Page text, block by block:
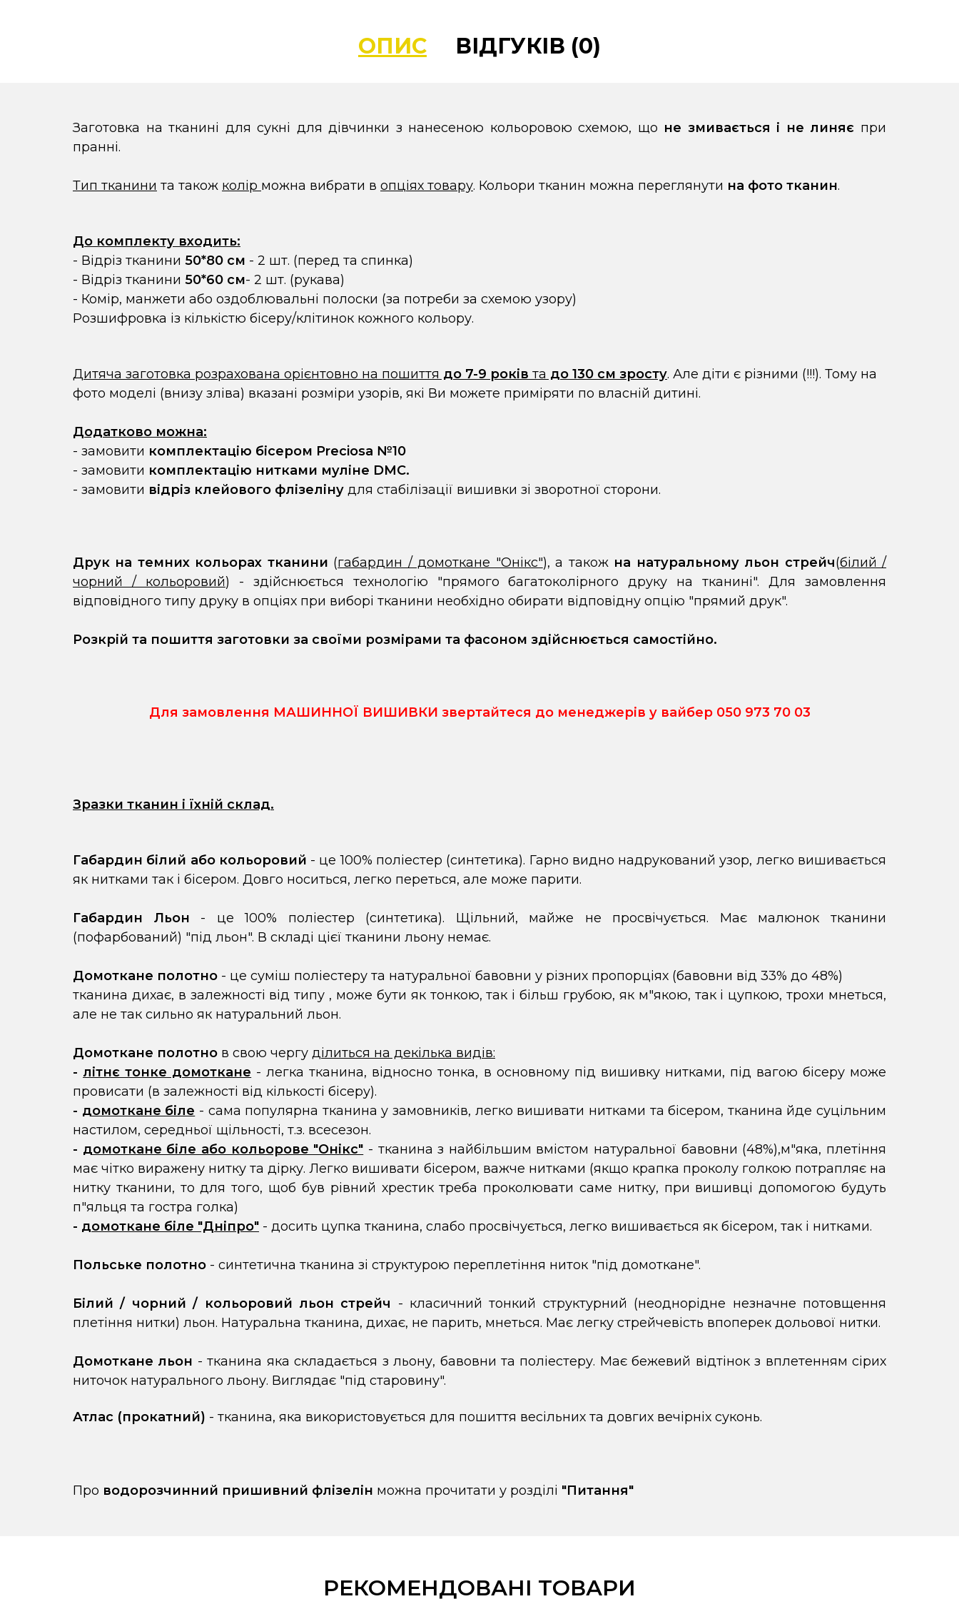
ОПИС ВІДГУКІВ (0)
Заготовка на тканині для сукні для дівчинки з нанесеною кольоровою схемою, що не змивається і не линяє при
пранні.
Тип тканини та також колір можна вибрати в опціях товару. Кольори тканин можна переглянути на фото тканин.
До комплекту входить:
- Відріз тканини 50*80 см - 2 шт. (перед та спинка)
- Відріз тканини 50*60 см- 2 шт. (рукава)
- Комір, манжети або оздоблювальні полоски (за потреби за схемою узору)
Розшифровка із кількістю бісеру/клітинок кожного кольору.
Дитяча заготовка розрахована орієнтовно на пошиття до 7-9 років та до 130 см зросту. Але діти є різними (!!!). Тому на
фото моделі (внизу зліва) вказані розміри узорів, які Ви можете приміряти по власній дитині.
Додатково можна:
- замовити комплектацію бісером Preciosa №10
- замовити комплектацію нитками муліне DMC.
- замовити відріз клейового флізеліну для стабілізації вишивки зі зворотної сторони.
Друк на темних кольорах тканини (габардин / домоткане "Онікс"), а також на натуральному льон стрейч(білий /
чорний / кольоровий) - здійснюється технологію "прямого багатоколірного друку на тканині". Для замовлення
відповідного типу друку в опціях при виборі тканини необхідно обирати відповідну опцію "прямий друк".
Розкрій та пошиття заготовки за своїми розмірами та фасоном здійснюється самостійно.
Для замовлення МАШИННОЇ ВИШИВКИ звертайтеся до менеджерів у вайбер 050 973 70 03
Зразки тканин і їхній склад.
Габардин білий або кольоровий - це 100% поліестер (синтетика). Гарно видно надрукований узор, легко вишивається
як нитками так і бісером. Довго носиться, легко переться, але може парити.
Габардин Льон - це 100% поліестер (синтетика). Щільний, майже не просвічується. Має малюнок тканини
(пофарбований) "під льон". В складі цієї тканини льону немає.
Домоткане полотно - це суміш поліестеру та натуральної бавовни у різних пропорціях (бавовни від 33% до 48%)
тканина дихає, в залежності від типу , може бути як тонкою, так і більш грубою, як м"якою, так і цупкою, трохи мнеться,
але не так сильно як натуральний льон.
Домоткане полотно в свою чергу ділиться на декілька видів:
- літнє тонке домоткане - легка тканина, відносно тонка, в основному під вишивку нитками, під вагою бісеру може
провисати (в залежності від кількості бісеру).
- домоткане біле - сама популярна тканина у замовників, легко вишивати нитками та бісером, тканина йде суцільним
настилом, середньої щільності, т.з. всесезон.
- домоткане біле або кольорове "Онікс" - тканина з найбільшим вмістом натуральної бавовни (48%),м"яка, плетіння
має чітко виражену нитку та дірку. Легко вишивати бісером, важче нитками (якщо крапка проколу голкою потрапляє на
нитку тканини, то для того, щоб був рівний хрестик треба проколювати саме нитку, при вишивці допомогою будуть
п"яльця та гостра голка)
- домоткане біле "Дніпро" - досить цупка тканина, слабо просвічується, легко вишивається як бісером, так і нитками.
Польське полотно - синтетична тканина зі структурою переплетіння ниток "під домоткане".
Білий / чорний / кольоровий льон стрейч - класичний тонкий структурний (неоднорідне незначне потовщення
плетіння нитки) льон. Натуральна тканина, дихає, не парить, мнеться. Має легку стрейчевість впоперек дольової нитки.
Домоткане льон - тканина яка складається з льону, бавовни та поліестеру. Має бежевий відтінок з вплетенням сірих
ниточок натурального льону. Виглядає "під старовину".
Атлас (прокатний) - тканина, яка використовується для пошиття весільних та довгих вечірніх суконь.
Про водорозчинний пришивний флізелін можна прочитати у розділі "Питання"
РЕКОМЕНДОВАНІ ТОВАРИ